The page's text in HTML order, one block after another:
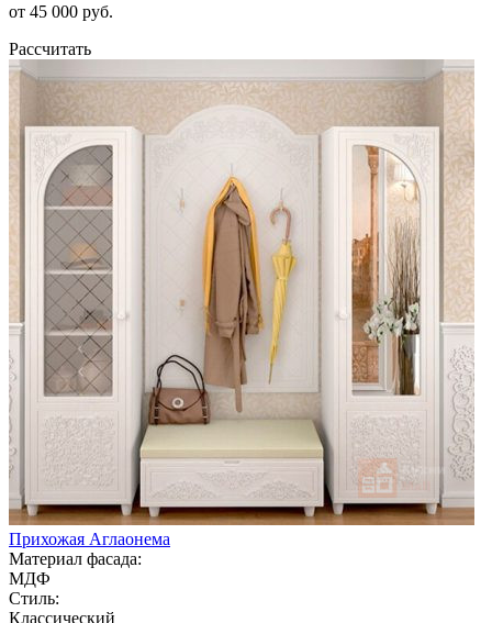
от 45 000 руб.
Рассчитать
Прихожая Аглаонема
Материал фасада:
МДФ
Стиль:
Классический